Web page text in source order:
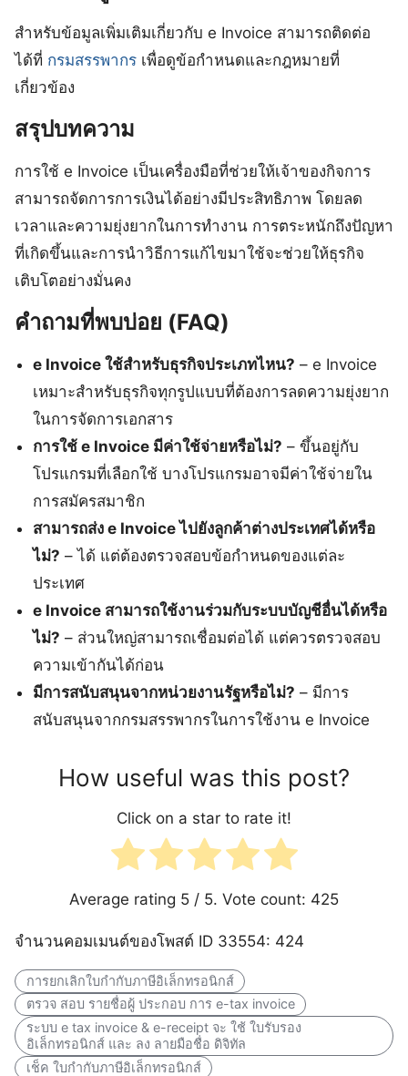
สำหรับข้อมูลเพิ่มเติมเกี่ยวกับ e Invoice สามารถติดต่อ
ได้ที่ กรมสรรพากร เพื่อดูข้อกำหนดและกฎหมายที่
เกี่ยวข้อง
สรุปบทความ
การใช้ e Invoice เป็นเครื่องมือที่ช่วยให้เจ้าของกิจการ
สามารถจัดการการเงินได้อย่างมีประสิทธิภาพ โดยลด
เวลาและความยุ่งยากในการทำงาน การตระหนักถึงปัญหา
ที่เกิดขึ้นและการนำวิธีการแก้ไขมาใช้จะช่วยให้ธุรกิจ
เติบโตอย่างมั่นคง
คำถามที่พบบ่อย (FAQ)
e Invoice ใช้สำหรับธุรกิจประเภทไหน? – e Invoice
เหมาะสำหรับธุรกิจทุกรูปแบบที่ต้องการลดความยุ่งยาก
ในการจัดการเอกสาร
การใช้ e Invoice มีค่าใช้จ่ายหรือไม่? – ขึ้นอยู่กับ
โปรแกรมที่เลือกใช้ บางโปรแกรมอาจมีค่าใช้จ่ายใน
การสมัครสมาชิก
สามารถส่ง e Invoice ไปยังลูกค้าต่างประเทศได้หรือ
ไม่? – ได้ แต่ต้องตรวจสอบข้อกำหนดของแต่ละ
ประเทศ
e Invoice สามารถใช้งานร่วมกับระบบบัญชีอื่นได้หรือ
ไม่? – ส่วนใหญ่สามารถเชื่อมต่อได้ แต่ควรตรวจสอบ
ความเข้ากันได้ก่อน
มีการสนับสนุนจากหน่วยงานรัฐหรือไม่? – มีการ
สนับสนุนจากกรมสรรพากรในการใช้งาน e Invoice
How useful was this post?
Click on a star to rate it!
Average rating 5 / 5. Vote count: 425
จำนวนคอมเมนต์ของโพสต์ ID 33554: 424
การยกเลิกใบกำกับภาษีอิเล็กทรอนิกส์
ตรวจ สอบ รายชื่อผู้ ประกอบ การ e-tax invoice
ระบบ e tax invoice & e-receipt จะ ใช้ ใบรับรอง
อิเล็กทรอนิกส์ และ ลง ลายมือชื่อ ดิจิทัล
เช็ค ใบกำกับภาษีอิเล็กทรอนิกส์